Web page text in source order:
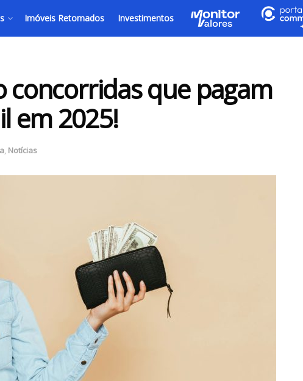
Imóveis Retomados Investimentos
concorridas que pagam
em 2025!
, Notícias